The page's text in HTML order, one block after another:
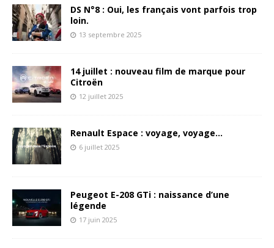
DS N°8 : Oui, les français vont parfois trop
loin.
13 septembre 2025
14 juillet : nouveau film de marque pour
Citroën
12 juillet 2025
Renault Espace : voyage, voyage…
6 juillet 2025
Peugeot E-208 GTi : naissance d’une
légende
17 juin 2025